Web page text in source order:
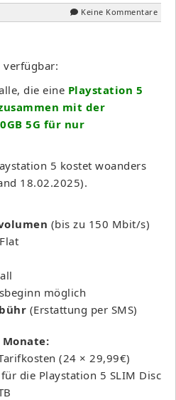
Keine Kommentare
verfügbar:
die eine Playstation 5
mit der
5G für nur
5 kostet woanders
18.02.2025).
(bis zu 150 Mbit/s)
möglich
(Erstattung per SMS)
Monate:
(24 × 29,99€)
die Playstation 5 SLIM Disc